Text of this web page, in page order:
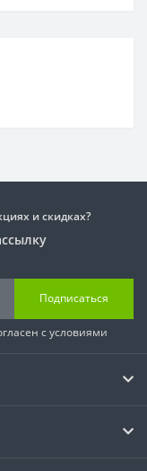
и скидках?
Подписаться
с условиями